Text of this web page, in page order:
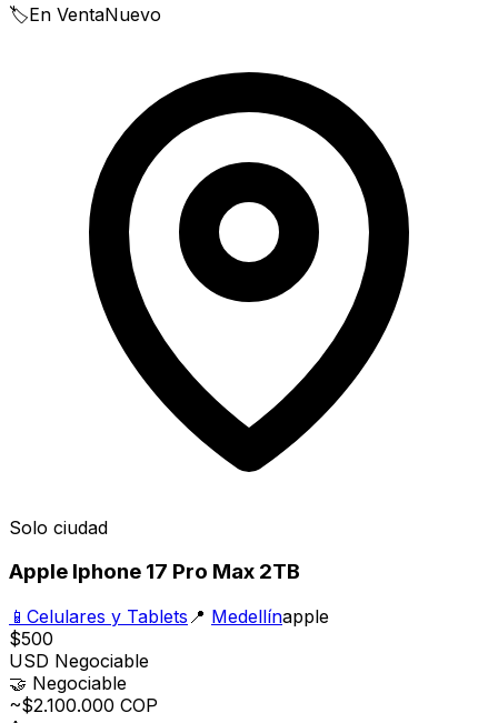
🏷️En VentaNuevo
Solo ciudad
Apple Iphone 17 Pro Max 2TB
📱 Celulares y Tablets 📍 Medellínapple
$500
USD Negociable
🤝 Negociable
~$2.100.000 COP